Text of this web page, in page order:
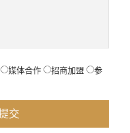
媒体合作 招商加盟
参